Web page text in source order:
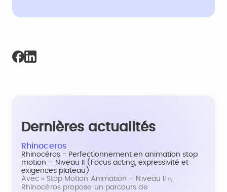
Dernières actualités
Rhinoceros
Rhinocéros - Perfectionnement en animation stop
motion – Niveau II (Focus acting, expressivité et
exigences plateau)
Avec « Stop Motion Animation – Niveau II »,
Rhinocéros propose un parcours de